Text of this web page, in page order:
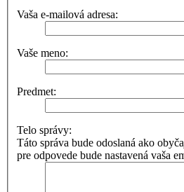
Vaša e-mailová adresa:
Vaše meno:
Predmet:
Telo správy:
Táto správa bude odoslaná ako
pre odpovede bude nastavená vaša